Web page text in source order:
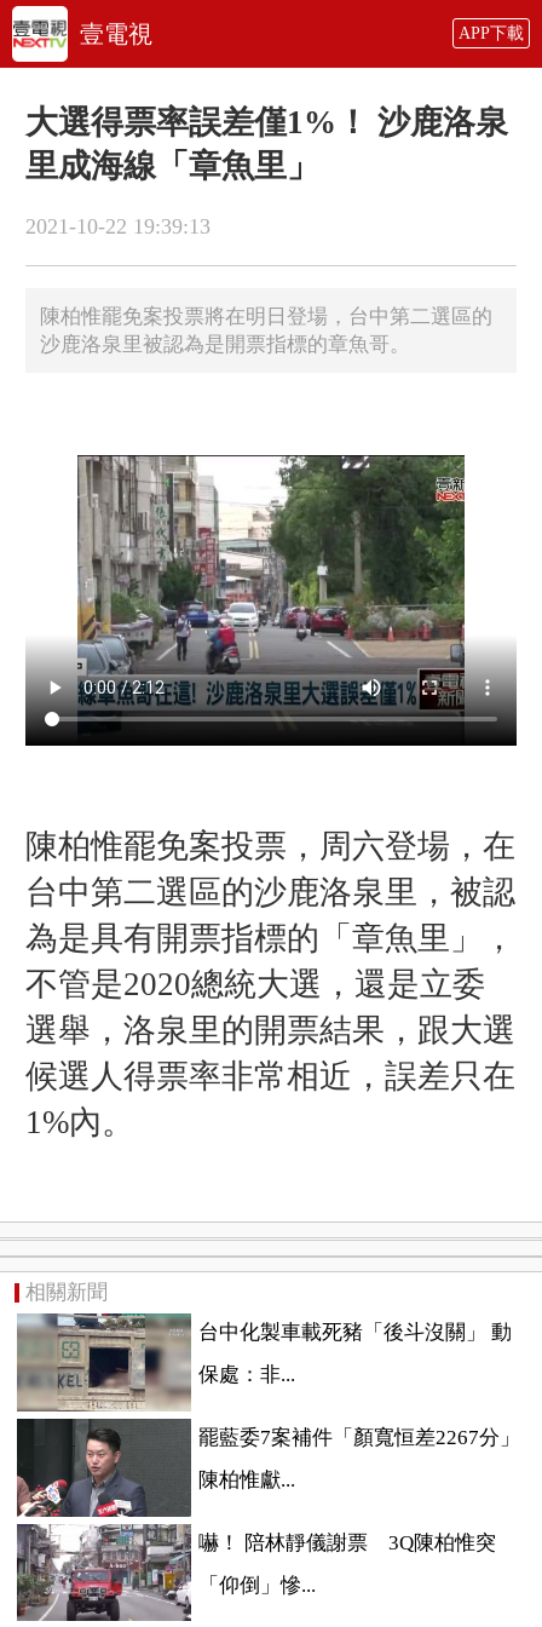
壹電視 APP下載
大選得票率誤差僅1%！ 沙鹿洛泉
里成海線「章魚里」
2021-10-22 19:39:13
陳柏惟罷免案投票將在明日登場，台中第二選區的
沙鹿洛泉里被認為是開票指標的章魚哥。
陳柏惟罷免案投票，周六登場，在
台中第二選區的沙鹿洛泉里，被認
為是具有開票指標的「 章魚里」，
不管是2020總統大選，還是立委
選舉，洛泉里的開票結果，跟大選
候選人得票率非常相近，誤差只在
1%內。
相關新聞
台中化製車載死豬「後斗沒關」 動
保處：非...
罷藍委7案補件「顏寬恒差2267分」
陳柏惟獻...
嚇！ 陪林靜儀謝票 3Q陳柏惟突
「仰倒」慘...